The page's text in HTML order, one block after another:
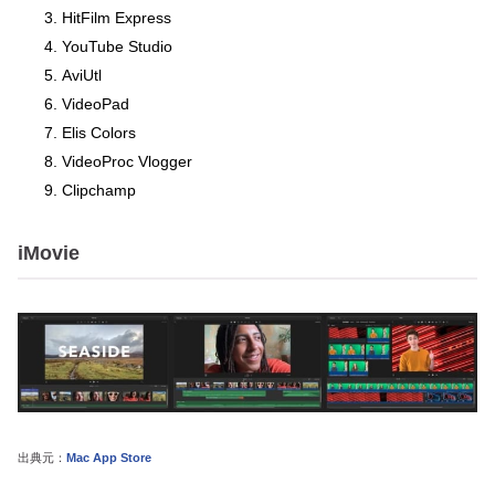
HitFilm Express
YouTube Studio
AviUtl
VideoPad
Elis Colors
VideoProc Vlogger
Clipchamp
iMovie
出典元：‎ Mac App Store